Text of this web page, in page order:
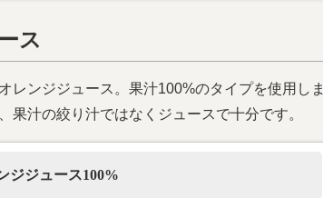
ス
レンジジュース。果汁100%のタイプを使用しま
果汁の絞り汁ではなくジュースで十分です。
ジジュース100%